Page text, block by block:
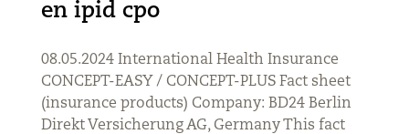
en ipid cpo
08.05.2024 International Health Insurance
CONCEPT-EASY / CONCEPT-PLUS Fact sheet
(insurance products) Company: BD24 Berlin
Direkt Versicherung AG, Germany This fact